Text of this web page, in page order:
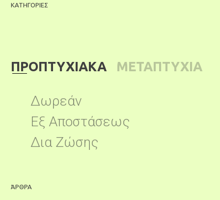
ΚΑΤΗΓΟΡΙΕΣ
ΠΡΟΠΤΥΧΙΑΚΑ
ΜΕΤΑΠΤΥΧΙΑ
Δωρεάν
Εξ Αποστάσεως
Δια Ζώσης
ΆΡΘΡΑ